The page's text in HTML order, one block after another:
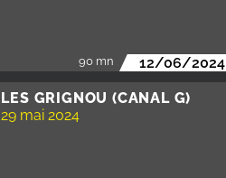
90 mn 12/06/2024
LES GRIGNOU (CANAL G)
29 mai 2024